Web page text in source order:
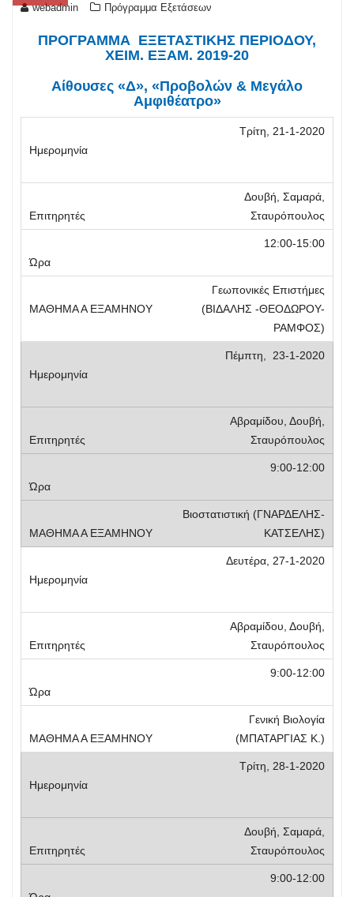
webadmin Πρόγραμμα Εξετάσεων
ΠΡΟΓΡΑΜΜΑ ΕΞΕΤΑΣΤΙΚΗΣ ΠΕΡΙΟΔΟΥ,
ΧΕΙΜ. ΕΞΑΜ. 2019-20
Αίθουσες «Δ», «Προβολών & Μεγάλο
Αμφιθέατρο»
Τρίτη, 21-1-2020
Δουβή, Σαμαρά,
Σταυρόπουλος
12:00-15:00
Γεωπονικές Επιστήμες
(ΒΙΔΑΛΗΣ -ΘΕΟΔΩΡΟΥ-
ΡΑΜΦΟΣ)
Πέμπτη, 23-1-2020
Αβραμίδου, Δουβή,
Σταυρόπουλος
9:00-12:00
Βιοστατιστική (ΓΝΑΡΔΕΛΗΣ-
ΚΑΤΣΕΛΗΣ)
Δευτέρα, 27-1-2020
Αβραμίδου, Δουβή,
Σταυρόπουλος
9:00-12:00
Γενική Βιολογία
(ΜΠΑΤΑΡΓΙΑΣ Κ.)
Τρίτη, 28-1-2020
Δουβή, Σαμαρά,
Σταυρόπουλος
9:00-12:00